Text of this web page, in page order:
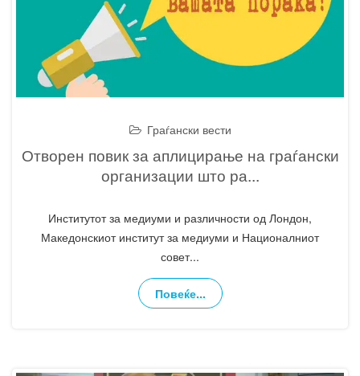
Граѓански вести
Отворен повик за аплицирање на граѓански
организации што ра...
Институтот за медиуми и различности од Лондон,
Македонскиот институт за медиуми и Националниот
совет...
Повеќе...